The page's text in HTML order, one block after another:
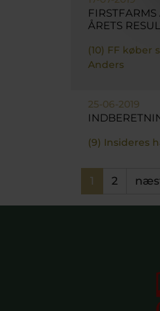
ÅRETS
(10) FF køber
Anders
25-06-2019
(9) Insideres
1 2